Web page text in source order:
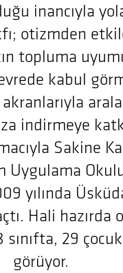
inancıyla
otizmden
topluma
kabul
indirmeye
Sakine
Uygulama
yılında
Hali hazırda
sınıfta, 29
görüyor.